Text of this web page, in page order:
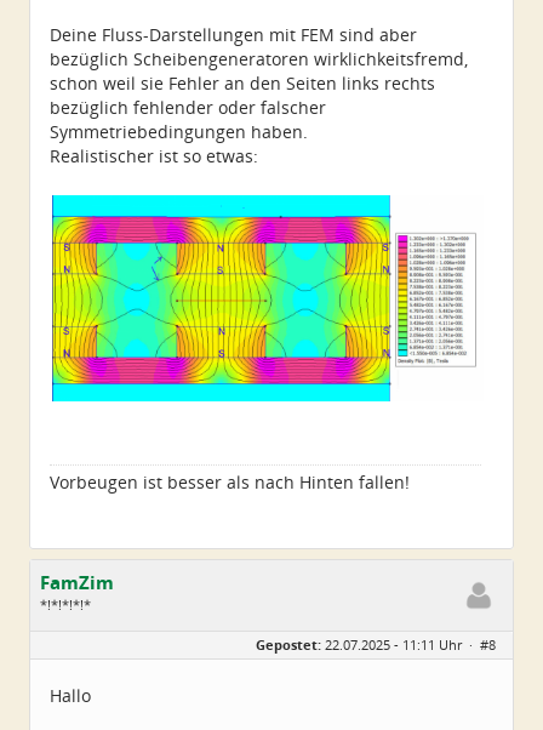
Deine Fluss-Darstellungen mit FEM sind aber
bezüglich Scheibengeneratoren wirklichkeitsfremd,
schon weil sie Fehler an den Seiten links rechts
bezüglich fehlender oder falscher
Symmetriebedingungen haben.
Realistischer ist so etwas:
Vorbeugen ist besser als nach Hinten fallen!
FamZim
*!*!*!*!*
Beiträge:
2350
Gepostet: 22.07.2025 - 11:11 Uhr · #8
Hallo